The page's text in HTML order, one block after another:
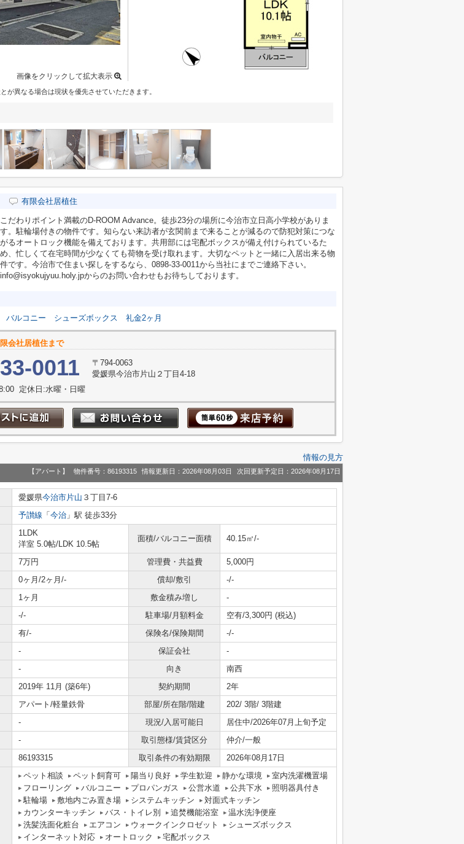
画像をクリックして拡大表示
が異なる場合は現状を優先させていただきます。
有限会社居植住
こだわりポイント満載のD-ROOM Advance。徒歩23分の場所に今治市立日高小学校がありま
す。駐輪場付きの物件です。知らない来訪者が玄関前まで来ることが減るので防犯対策につな
がるオートロック機能を備えております。共用部には宅配ボックスが備え付けられているた
め、忙しくて在宅時間が少なくても荷物を受け取れます。大切なペットと一緒に入居出来る物
件です。今治市で住まい探しをするなら、0898-33-0011から当社にまでご連絡下さい。
info@isyokujyuu.holy.jpからのお問い合わせもお待ちしております。
バルコニー シューズボックス 礼金2ヶ月
会社居植住まで
0011
〒794-0063
愛媛県今治市片山２丁目4-18
定休日:水曜・日曜
情報の見方
【アパート】 物件番号：86193315 情報更新日：2026年08月03日 次回更新予定日：2026年08月17日
愛媛県今治市片山 ３丁目7-6
予讃線 「 今治 」駅 徒歩33分
1LDK
洋室 5.0帖/LDK 10.5帖
面積/バルコニー面積 40.15㎡/-
7万円 管理費・共益費
5,000円
0ヶ月/2ヶ月/- 償却/敷引
-/-
1ヶ月 敷金積み増し
-
-/- 駐車場/月額料金
空有/3,300円 (税込)
有/- 保険名/保険期間
-/-
- 保証会社
-
- 向き
南西
2019年 11月 (築6年) 契約期間
2年
アパート/軽量鉄骨 部屋/所在階/階建
202/ 3階/ 3階建
- 現況/入居可能日
居住中/2026年07月上旬予定
- 取引態様/賃貸区分
仲介/一般
86193315 取引条件の有効期限 2026年08月17日
ペット相談 ペット飼育可 陽当り良好 学生歓迎 静かな環境
室内洗濯機置場
フローリング
バルコニー プロパンガス 公営水道 公共下水
照明器具付き
駐輪場
敷地内ごみ置き場 システムキッチン
対面式キッチン
カウンターキッチン
バス・トイレ別 追焚機能浴室
温水洗浄便座
洗髪洗面化粧台
エアコン ウォークインクロゼット
シューズボックス
インターネット対応
オートロック 宅配ボックス